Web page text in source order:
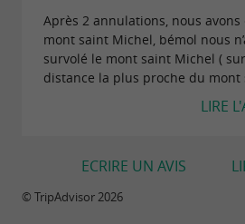
Après 2 annulations, nous
mont saint Michel, bémol nous
survolé le mont saint Michel (
distance la plus proche du
LIRE
ECRIRE UN AVIS
© TripAdvisor 2026